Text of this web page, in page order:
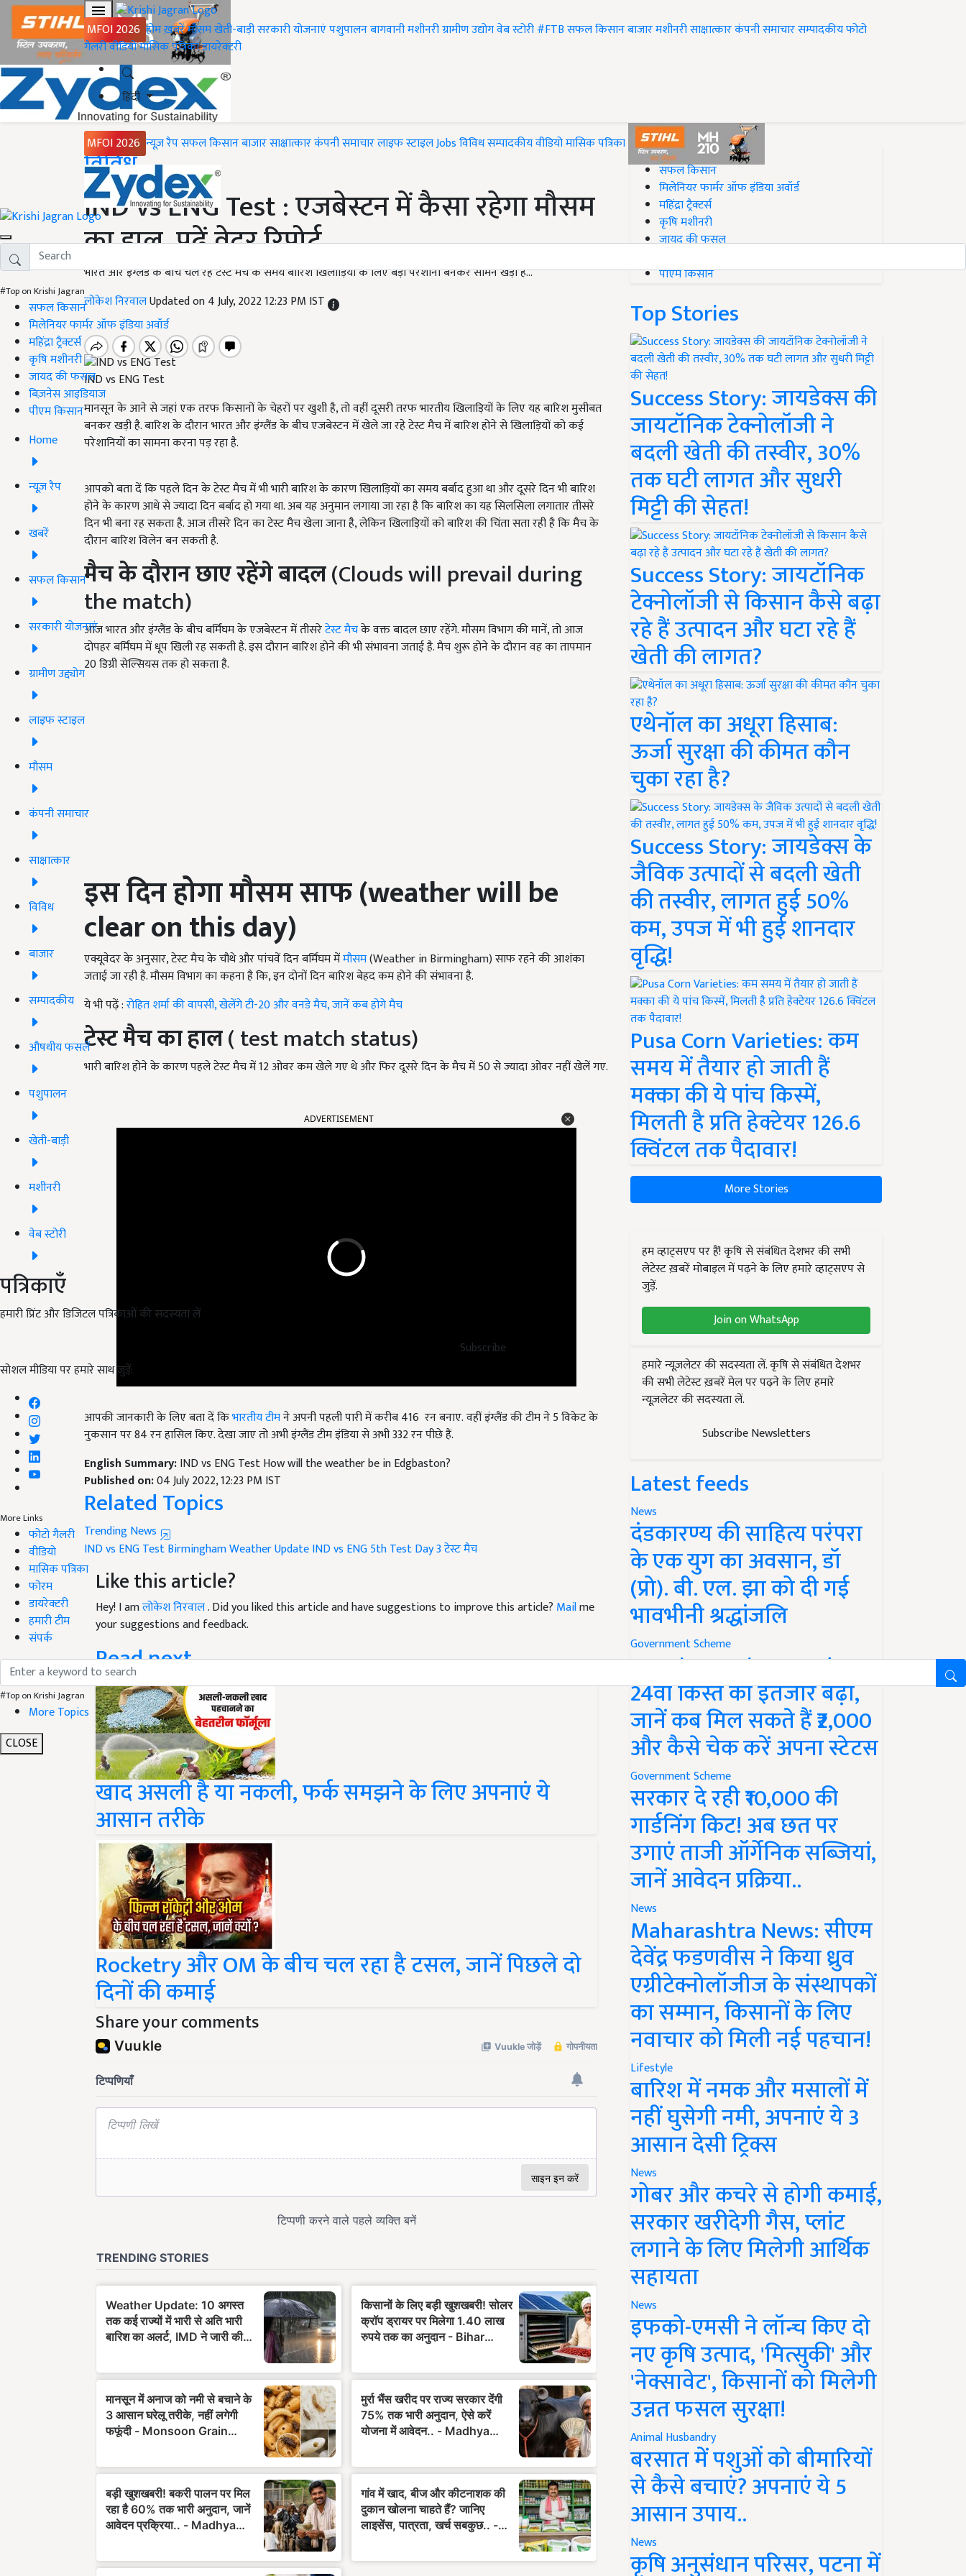
MFOI 2026 होमख़बरेंमौसमखेती-बाड़ीसरकारी योजनाएंपशुपालनबागवानीमशीनरीग्रामीण उद्योगवेब स्टोरी#FTBसफल किसानबाजारमशीनरीसाक्षात्कारकंपनी समाचारसम्पादकीयफोटो
गैलरीवीडियोमासिक पत्रिकाडायरेक्टरी
हिंदी
MFOI 2026 न्यूज़ रैपसफल किसानबाजारसाक्षात्कारकंपनी समाचारलाइफ स्टाइलJobsविविधसम्पादकीयवीडियोमासिक पत्रिका
#Top on Krishi Jagran
सफल किसान
मिलेनियर फार्मर ऑफ इंडिया अवॉर्ड
महिंद्रा ट्रैक्टर्स
कृषि मशीनरी
जायद की फसल
बिज़नेस आइडियाज
पीएम किसान
Home
न्यूज़ रैप
खबरें
सफल किसान
सरकारी योजनाएं
ग्रामीण उद्द्योग
लाइफ स्टाइल
मौसम
कंपनी समाचार
साक्षात्कार
विविध
बाजार
सम्पादकीय
औषधीय फसलें
पशुपालन
खेती-बाड़ी
मशीनरी
वेब स्टोरी
पत्रिकाएँ
हमारी प्रिंट और डिजिटल पत्रिकाओं की सदस्यता लें
Subscribe
सोशल मीडिया पर हमारे साथ जुड़ें:
More Links
फोटो गैलरी
वीडियो
मासिक पत्रिका
फोरम
डायरेक्टरी
हमारी टीम
संपर्क
#Top on Krishi Jagran
More Topics
CLOSE
Home
विविध
IND vs ENG Test : एजबेस्टन में कैसा रहेगा मौसम
का हाल, पढ़ें वेदर रिपोर्ट
भारत और इंग्लैड के बीच चल रहे टेस्ट मैच के समय बारिश खिलाड़ियों के लिए बड़ी परेशानी बनकर सामने खड़ी है...
लोकेश निरवालUpdated on 4 July, 2022 12:23 PM IST
IND vs ENG Test
मानसून के आने से जहां एक तरफ किसानों के चेहरों पर खुशी है, तो वहीं दूसरी तरफ भारतीय खिलाड़ियों के लिए यह बारिश मुसीबत
बनकर खड़ी है. बारिश के दौरान भारत और इंग्लैंड के बीच एजबेस्टन में खेले जा रहे टेस्ट मैच में बारिश होने से खिलाड़ियों को कई
परेशानियों का सामना करना पड़ रहा है.
आपको बता दें कि पहले दिन के टेस्ट मैच में भी भारी बारिश के कारण खिलाड़ियों का समय बर्बाद हुआ था और दूसरे दिन भी बारिश
होने के कारण आधे से ज्यादा दिन बर्बाद हो गया था. अब यह अनुमान लगाया जा रहा है कि बारिश का यह सिलसिला लगातार तीसरे
दिन भी बना रह सकता है. आज तीसरे दिन का टेस्ट मैच खेला जाना है, लेकिन खिलाड़ियों को बारिश की चिंता सता रही है कि मैच के
दौरान बारिश विलेन बन सकती है.
मैच के दौरान छाए रहेंगे बादल(Clouds will prevail during
the match)
आज भारत और इंग्लैंड के बीच बर्मिंघम के एजबेस्टन में तीसरेटेस्ट मैचके वक्त बादल छाए रहेंगे. मौसम विभाग की मानें, तो आज
दोपहर बर्मिंघम में धूप खिली रह सकती है. इस दौरान बारिश होने की भी संभावना जताई है. मैच शुरू होने के दौरान वह का तापमान
20 डिग्री सेल्सियस तक हो सकता है.
इस दिन होगा मौसम साफ(weather will be
clear on this day)
एक्यूवेदर के अनुसार, टेस्ट मैच के चौथे और पांचवें दिन बर्मिंघम मेंमौसम(Weather in Birmingham) साफ रहने की आशंका
जताई जा रही है. मौसम विभाग का कहना है कि, इन दोनों दिन बारिश बेहद कम होने की संभावना है.
ये भी पढ़ें :रोहित शर्मा की वापसी, खेलेंगे टी-20 और वनडे मैच, जानें कब होगे मैच
टेस्ट मैच का हाल( test match status)
भारी बारिश होने के कारण पहले टेस्ट मैच में 12 ओवर कम खेले गए थे और फिर दूसरे दिन के मैच में 50 से ज्यादा ओवर नहीं खेलें गए.
ADVERTISEMENT
आपकी जानकारी के लिए बता दें किभारतीय टीमने अपनी पहली पारी में करीब 416 रन बनाए. वहीं इंग्लैंड की टीम ने 5 विकेट के
नुकसान पर 84 रन हासिल किए. देखा जाए तो अभी इंग्लैंड टीम इंडिया से अभी 332 रन पीछे हैं.
English Summary:IND vs ENG Test How will the weather be in Edgbaston?
Published on:04 July 2022, 12:23 PM IST
Related Topics
Trending News
IND vs ENG TestBirmingham Weather UpdateIND vs ENG 5th Test Day 3टेस्ट मैच
Like this article?
Hey! I amलोकेश निरवाल. Did you liked this article and have suggestions to improve this article? Mailme
your suggestions and feedback.
Read next
खाद असली है या नकली, फर्क समझने के लिए अपनाएं ये
आसान तरीके
Rocketry और OM के बीच चल रहा है टसल, जानें पिछले दो
दिनों की कमाई
Share your comments
#Top on Krishi Jagran
सफल किसान
मिलेनियर फार्मर ऑफ इंडिया अवॉर्ड
महिंद्रा ट्रैक्टर्स
कृषि मशीनरी
जायद की फसल
पीएम किसान
Top Stories
Success Story: जायडेक्स की
जायटॉनिक टेक्नोलॉजी ने
बदली खेती की तस्वीर, 30%
तक घटी लागत और सुधरी
मिट्टी की सेहत!
Success Story: जायटॉनिक
टेक्नोलॉजी से किसान कैसे बढ़ा
रहे हैं उत्पादन और घटा रहे हैं
खेती की लागत?
एथेनॉल का अधूरा हिसाब:
ऊर्जा सुरक्षा की कीमत कौन
चुका रहा है?
Success Story: जायडेक्स के
जैविक उत्पादों से बदली खेती
की तस्वीर, लागत हुई 50%
कम, उपज में भी हुई शानदार
वृद्धि!
Pusa Corn Varieties: कम
समय में तैयार हो जाती हैं
मक्का की ये पांच किस्में,
मिलती है प्रति हेक्टेयर 126.6
क्विंटल तक पैदावार!
More Stories
हम व्हाट्सएप पर हैं! कृषि से संबंधित देशभर की सभी
लेटेस्ट ख़बरें मोबाइल में पढ़ने के लिए हमारे व्हाट्सएप से
जुड़ें.
Join on WhatsApp
हमारे न्यूज़लेटर की सदस्यता लें. कृषि से संबंधित देशभर
की सभी लेटेस्ट ख़बरें मेल पर पढ़ने के लिए हमारे
न्यूज़लेटर की सदस्यता लें.
Subscribe Newsletters
Latest feeds
News
दंडकारण्य की साहित्य परंपरा
के एक युग का अवसान, डॉ
(प्रो). बी. एल. झा को दी गई
भावभीनी श्रद्धांजलि
Government Scheme
PM Kisan Yojana Update:
24वीं किस्त का इंतजार बढ़ा,
जानें कब मिल सकते हैं ₹2,000
और कैसे चेक करें अपना स्टेटस
Government Scheme
सरकार दे रही ₹10,000 की
गार्डनिंग किट! अब छत पर
उगाएं ताजी ऑर्गेनिक सब्जियां,
जानें आवेदन प्रक्रिया..
News
Maharashtra News: सीएम
देवेंद्र फडणवीस ने किया ध्रुव
एग्रीटेक्नोलॉजीज के संस्थापकों
का सम्मान, किसानों के लिए
नवाचार को मिली नई पहचान!
Lifestyle
बारिश में नमक और मसालों में
नहीं घुसेगी नमी, अपनाएं ये 3
आसान देसी ट्रिक्स
News
गोबर और कचरे से होगी कमाई,
सरकार खरीदेगी गैस, प्लांट
लगाने के लिए मिलेगी आर्थिक
सहायता
News
इफको-एमसी ने लॉन्च किए दो
नए कृषि उत्पाद, 'मित्सुकी' और
'नेक्सावेट', किसानों को मिलेगी
उन्नत फसल सुरक्षा!
Animal Husbandry
बरसात में पशुओं को बीमारियों
से कैसे बचाएं? अपनाएं ये 5
आसान उपाय..
News
कृषि अनुसंधान परिसर, पटना में